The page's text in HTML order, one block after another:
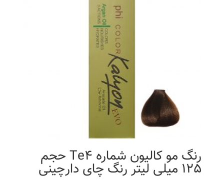
رنگ مو کالیون شماره Te4 حجم
125 میلی لیتر رنگ چای دارچینی